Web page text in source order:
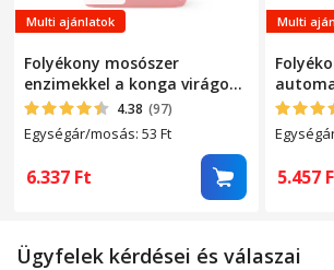
Multi ajánlatok
Folyékony mosószer
enzimekkel a konga virágok
automatikus mosásához –
eltávolítja az állatszagokat,
szerves foltokat és vért, 5
liter, 120 mosás, koncentrált
viszkózus formula
4.38 (97)
Egységár/mosás: 53 Ft
6.337 Ft
Multi
Fresh
illat, 5
5.457
Ügyfelek kérdései és válaszai